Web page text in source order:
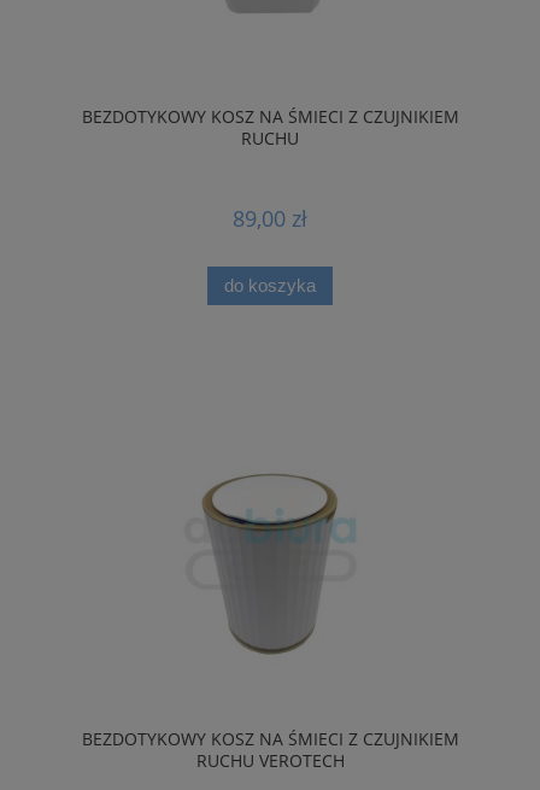
BEZDOTYKOWY KOSZ NA ŚMIECI Z CZUJNIKIEM
RUCHU
89,00 zł
do koszyka
BEZDOTYKOWY KOSZ NA ŚMIECI Z CZUJNIKIEM
RUCHU VEROTECH